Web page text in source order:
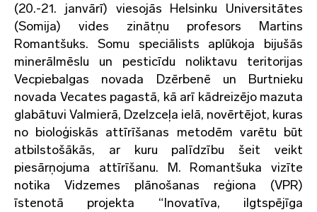
(20.-21. janvārī) viesojās Helsinku Universitātes
(Somija) vides zinātņu profesors Martins
Romantšuks. Somu speciālists aplūkoja bijušās
minerālmēslu un pesticīdu noliktavu teritorijas
Vecpiebalgas novada Dzērbenē un Burtnieku
novada Vecates pagastā, kā arī kādreizējo mazuta
glabātuvi Valmierā, Dzelzceļa ielā, novērtējot, kuras
no bioloģiskās attīrīšanas metodēm varētu būt
atbilstošākās, ar kuru palīdzību šeit veikt
piesārņojuma attīrīšanu. M. Romantšuka vizīte
notika Vidzemes plānošanas reģiona (VPR)
īstenotā projekta “Inovatīva, ilgtspējīga